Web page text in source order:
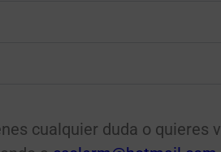
cualquier duda o quieres